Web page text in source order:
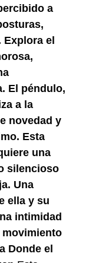
a
Explora el
El péndulo,
a la
novedad y
Esta
una
silencioso
Una
ella y su
intimidad
movimiento
Donde el